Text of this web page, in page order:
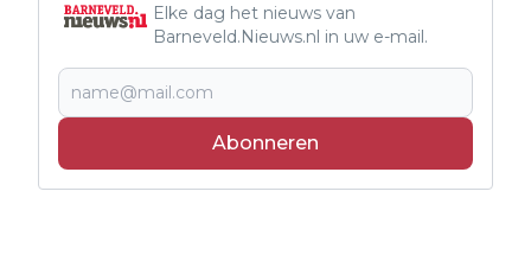
Elke dag het nieuws van
Barneveld.Nieuws.nl in uw e-mail.
Abonneren